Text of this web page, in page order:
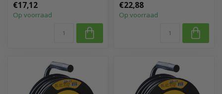
handgr...
€17,12
Op voorraad
handgr...
€22,88
Op voorraad